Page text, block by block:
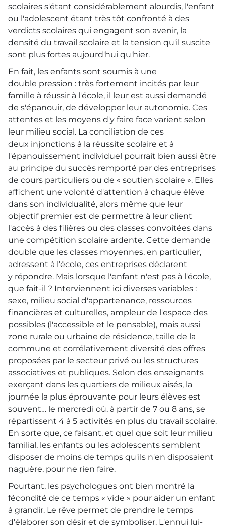
scolaires s'étant considérablement alourdis, l'enfant
ou l'adolescent étant très tôt confronté à des
verdicts scolaires qui engagent son avenir, la
densité du travail scolaire et la tension qu'il suscite
sont plus fortes aujourd'hui qu'hier.
En fait, les enfants sont soumis à une
double pression : très fortement incités par leur
famille à réussir à l'école, il leur est aussi demandé
de s'épanouir, de développer leur autonomie. Ces
attentes et les moyens d'y faire face varient selon
leur milieu social. La conciliation de ces
deux injonctions à la réussite scolaire et à
l'épanouissement individuel pourrait bien aussi être
au principe du succès remporté par des entreprises
de cours particuliers ou de « soutien scolaire ». Elles
affichent une volonté d'attention à chaque élève
dans son individualité, alors même que leur
objectif premier est de permettre à leur client
l'accès à des filières ou des classes convoitées dans
une compétition scolaire ardente. Cette demande
double que les classes moyennes, en particulier,
adressent à l'école, ces entreprises déclarent
y répondre. Mais lorsque l'enfant n'est pas à l'école,
que fait-il ? Interviennent ici diverses variables :
sexe, milieu social d'appartenance, ressources
financières et culturelles, ampleur de l'espace des
possibles (l'accessible et le pensable), mais aussi
zone rurale ou urbaine de résidence, taille de la
commune et corrélativement diversité des offres
proposées par le secteur privé ou les structures
associatives et publiques. Selon des enseignants
exerçant dans les quartiers de milieux aisés, la
journée la plus éprouvante pour leurs élèves est
souvent… le mercredi où, à partir de 7 ou 8 ans, se
répartissent 4 à 5 activités en plus du travail scolaire.
En sorte que, ce faisant, et quel que soit leur milieu
familial, les enfants ou les adolescents semblent
disposer de moins de temps qu'ils n'en disposaient
naguère, pour ne rien faire.
Pourtant, les psychologues ont bien montré la
fécondité de ce temps « vide » pour aider un enfant
à grandir. Le rêve permet de prendre le temps
d'élaborer son désir et de symboliser. L'ennui lui-